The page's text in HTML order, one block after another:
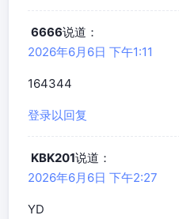
6666说道：
2026年6月6日 下午1:11
164344
登录以回复
KBK201说道：
2026年6月6日 下午2:27
YD